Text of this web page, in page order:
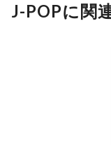
J-POPに関